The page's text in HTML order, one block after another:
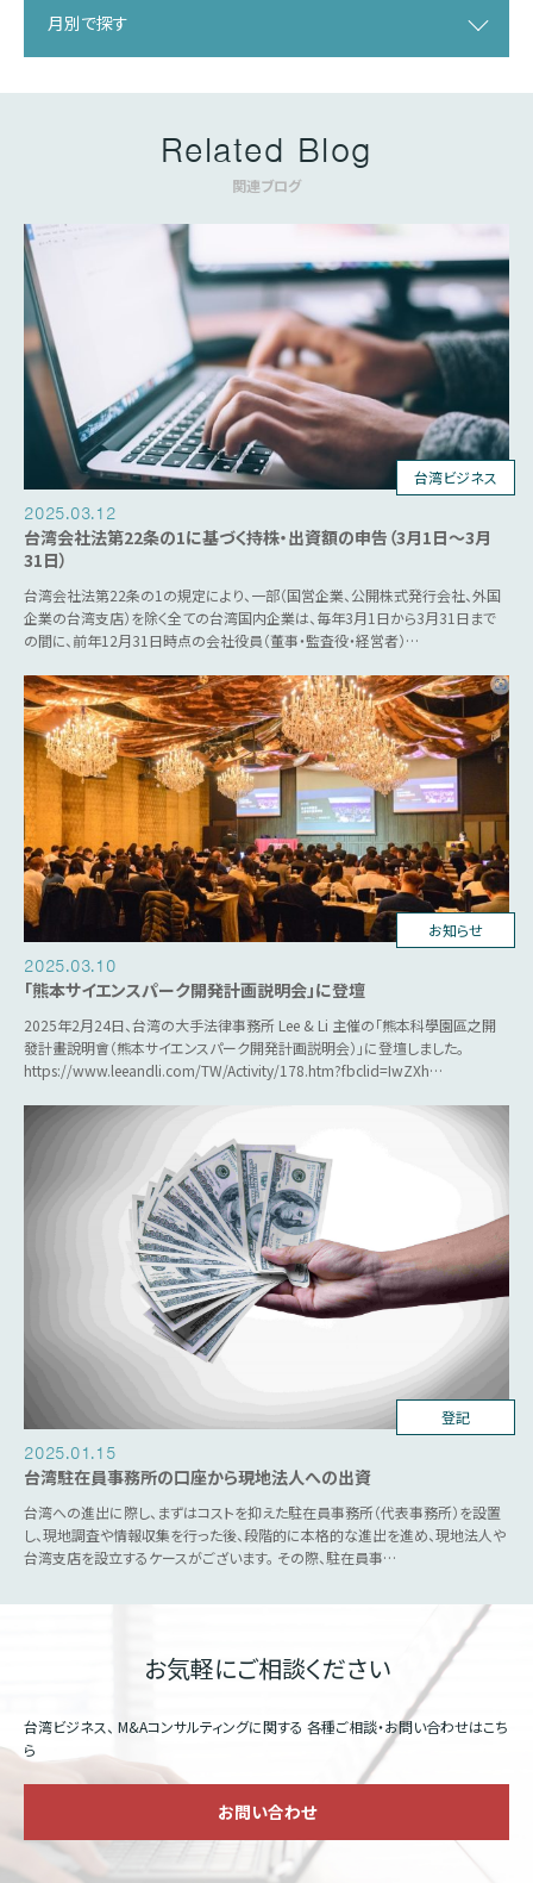
月別で探す
Related Blog
関連ブログ
台湾ビジネス
2025.03.12
台湾会社法第22条の1に基づく持株・出資額の申告（3月1日～3月
31日）
台湾会社法第22条の1の規定により、一部（国営企業、公開株式発行会社、外国
企業の台湾支店）を除く全ての台湾国内企業は、毎年3月1日から3月31日まで
の間に、前年12月31日時点の会社役員（董事・監査役・経営者）…
台湾ビジネス
お知らせ
2025.03.10
「熊本サイエンスパーク開発計画説明会」に登壇
2025年2月24日、台湾の大手法律事務所 Lee & Li 主催の「熊本科學園區之開
發計畫說明會（熊本サイエンスパーク開発計画説明会）」に登壇しました。
https://www.leeandli.com/TW/Activity/178.htm?fbclid=IwZXh…
台湾ビジネス
登記
2025.01.15
台湾駐在員事務所の口座から現地法人への出資
台湾への進出に際し、まずはコストを抑えた駐在員事務所（代表事務所）を設置
し、現地調査や情報収集を行った後、段階的に本格的な進出を進め、現地法人や
台湾支店を設立するケースがございます。 その際、駐在員事…
お気軽にご相談ください
台湾ビジネス、 M&Aコンサルティングに関する 各種ご相談・お問い合わせはこち
ら
お問い合わせ